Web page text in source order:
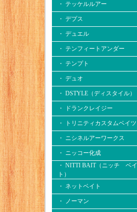
・ テッケルルアー
・ デプス
・ デュエル
・ テンフィートアンダー
・ テンプト
・ デュオ
・ DSTYLE（ディスタイル）
・ ドランクレイジー
・ トリニティカスタムベイツ
・ ニシネルアーワークス
・ ニッコー化成
・ NITTI BAIT（ニッチ ベイ
ト）
・ ネットベイト
・ ノーマン